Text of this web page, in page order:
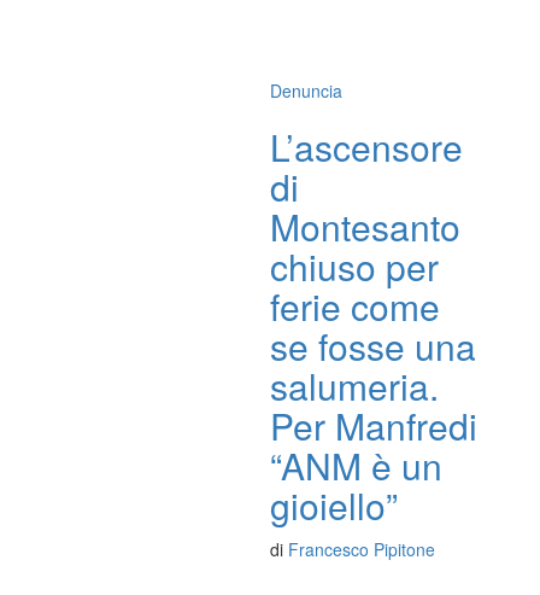
Denuncia
L’ascensore
di
Montesanto
chiuso per
ferie come
se fosse una
salumeria.
Per Manfredi
“ANM è un
gioiello”
di Francesco Pipitone